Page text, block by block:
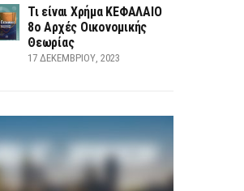
Τι είναι Χρήμα ΚΕΦΑΛΑΙΟ
8ο Αρχές Οικονομικής
Θεωρίας
17 ΔΕΚΕΜΒΡΊΟΥ, 2023